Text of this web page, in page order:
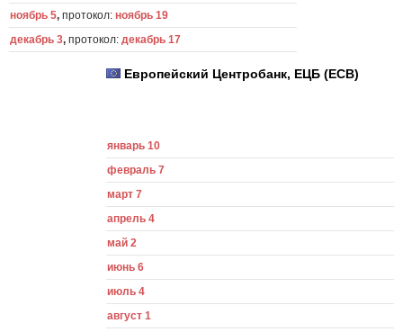
ноябрь 5, протокол: ноябрь 19
декабрь 3, протокол: декабрь 17
Европейский Центробанк, ЕЦБ (ECB)
январь 10
февраль 7
март 7
апрель 4
май 2
июнь 6
июль 4
август 1